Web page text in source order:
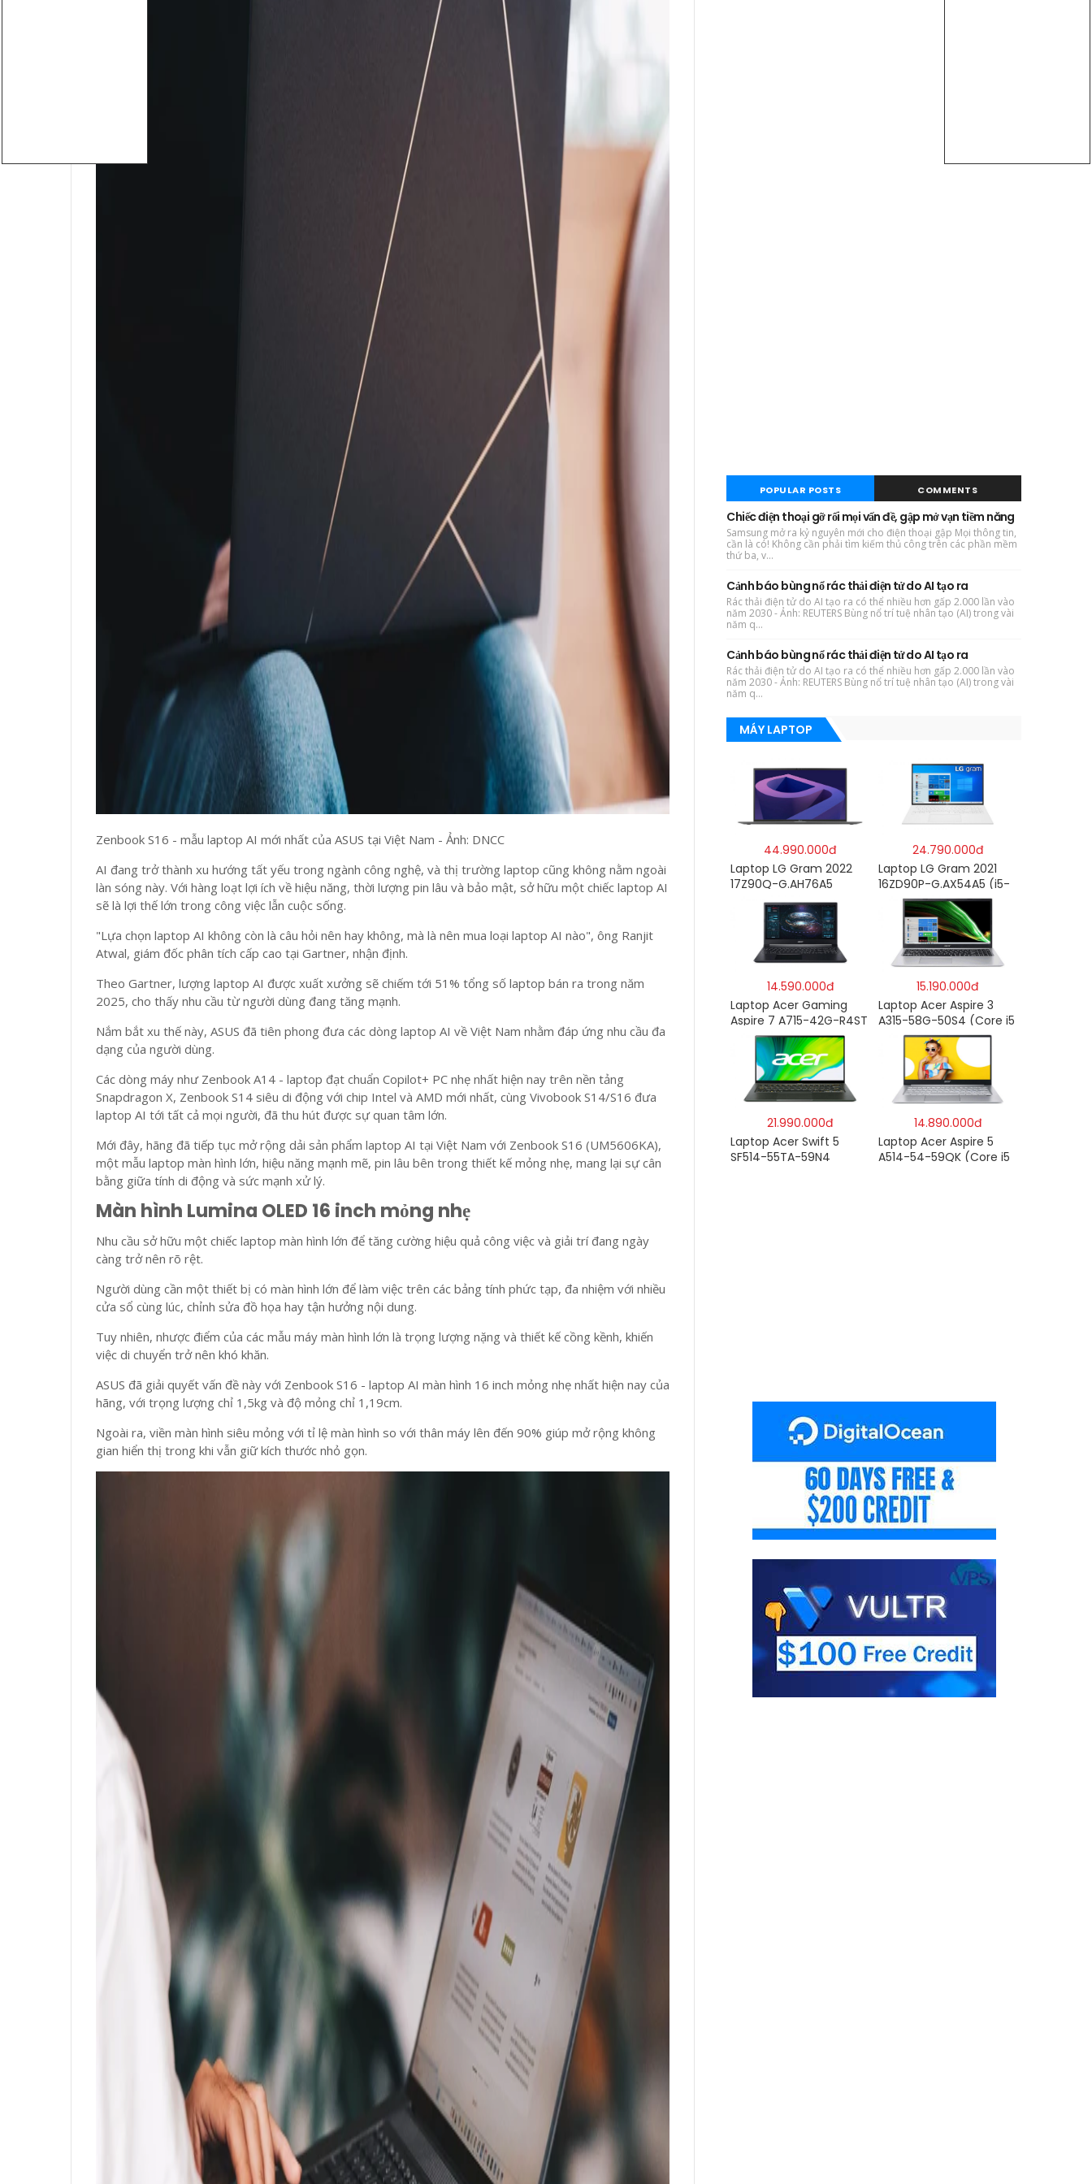
Zenbook S16 - mẫu laptop AI mới nhất của ASUS tại Việt Nam - Ảnh: DNCC
AI đang trở thành xu hướng tất yếu trong ngành công nghệ, và thị trường laptop cũng không nằm ngoài
làn sóng này. Với hàng loạt lợi ích về hiệu năng, thời lượng pin lâu và bảo mật, sở hữu một chiếc laptop AI
sẽ là lợi thế lớn trong công việc lẫn cuộc sống.
"Lựa chọn laptop AI không còn là câu hỏi nên hay không, mà là nên mua loại laptop AI nào", ông Ranjit
Atwal, giám đốc phân tích cấp cao tại Gartner, nhận định.
Theo Gartner, lượng laptop AI được xuất xưởng sẽ chiếm tới 51% tổng số laptop bán ra trong năm
2025, cho thấy nhu cầu từ người dùng đang tăng mạnh.
Nắm bắt xu thế này, ASUS đã tiên phong đưa các dòng laptop AI về Việt Nam nhằm đáp ứng nhu cầu đa
dạng của người dùng.
Các dòng máy như Zenbook A14 - laptop đạt chuẩn Copilot+ PC nhẹ nhất hiện nay trên nền tảng
Snapdragon X, Zenbook S14 siêu di động với chip Intel và AMD mới nhất, cùng Vivobook S14/S16 đưa
laptop AI tới tất cả mọi người, đã thu hút được sự quan tâm lớn.
Mới đây, hãng đã tiếp tục mở rộng dải sản phẩm laptop AI tại Việt Nam với Zenbook S16 (UM5606KA),
một mẫu laptop màn hình lớn, hiệu năng mạnh mẽ, pin lâu bên trong thiết kế mỏng nhẹ, mang lại sự cân
bằng giữa tính di động và sức mạnh xử lý.
Màn hình Lumina OLED 16 inch mỏng nhẹ
Nhu cầu sở hữu một chiếc laptop màn hình lớn để tăng cường hiệu quả công việc và giải trí đang ngày
càng trở nên rõ rệt.
Người dùng cần một thiết bị có màn hình lớn để làm việc trên các bảng tính phức tạp, đa nhiệm với nhiều
cửa sổ cùng lúc, chỉnh sửa đồ họa hay tận hưởng nội dung.
Tuy nhiên, nhược điểm của các mẫu máy màn hình lớn là trọng lượng nặng và thiết kế cồng kềnh, khiến
việc di chuyển trở nên khó khăn.
ASUS đã giải quyết vấn đề này với Zenbook S16 - laptop AI màn hình 16 inch mỏng nhẹ nhất hiện nay của
hãng, với trọng lượng chỉ 1,5kg và độ mỏng chỉ 1,19cm.
Ngoài ra, viền màn hình siêu mỏng với tỉ lệ màn hình so với thân máy lên đến 90% giúp mở rộng không
gian hiển thị trong khi vẫn giữ kích thước nhỏ gọn.
POPULAR POSTS COMMENTS
Chiếc điện thoại gỡ rối mọi vấn đề, gập mở vạn tiềm năng
Samsung mở ra kỷ nguyên mới cho điện thoại gập Mọi thông tin,
cần là có! Không cần phải tìm kiếm thủ công trên các phần mềm
thứ ba, v...
Cảnh báo bùng nổ rác thải điện tử do AI tạo ra
Rác thải điện tử do AI tạo ra có thể nhiều hơn gấp 2.000 lần vào
năm 2030 - Ảnh: REUTERS Bùng nổ trí tuệ nhân tạo (AI) trong vài
năm q...
Cảnh báo bùng nổ rác thải điện tử do AI tạo ra
Rác thải điện tử do AI tạo ra có thể nhiều hơn gấp 2.000 lần vào
năm 2030 - Ảnh: REUTERS Bùng nổ trí tuệ nhân tạo (AI) trong vài
năm q...
MÁY LAPTOP
44.990.000đ
Laptop LG Gram 2022
17Z90Q-G.AH76A5
(Core-i7
1260P/16GB/512GB/17″
WQXGA/Win 11/Xám)
24.790.000đ
Laptop LG Gram 2021
16ZD90P-G.AX54A5 (i5-
1135G7/8GB RAM/512GB
SSD/16″WQXGA/Dos/Trắ
14.590.000đ
Laptop Acer Gaming
Aspire 7 A715-42G-R4ST
NH.QAYSV.004 (R5
5500U/8GB RAM/256GB
SSD/15.6″FHD
IPS/GTX1650 4GB/Win10)
– Hàng chính hãng
15.190.000đ
Laptop Acer Aspire 3
A315-58G-50S4 (Core i5
1135G7/8GB
RAM/512GB/15.6″FHD/MX
350 2GB/Win 10/Bạc)
21.990.000đ
Laptop Acer Swift 5
SF514-55TA-59N4
14.890.000đ
Laptop Acer Aspire 5
A514-54-59QK (Core i5